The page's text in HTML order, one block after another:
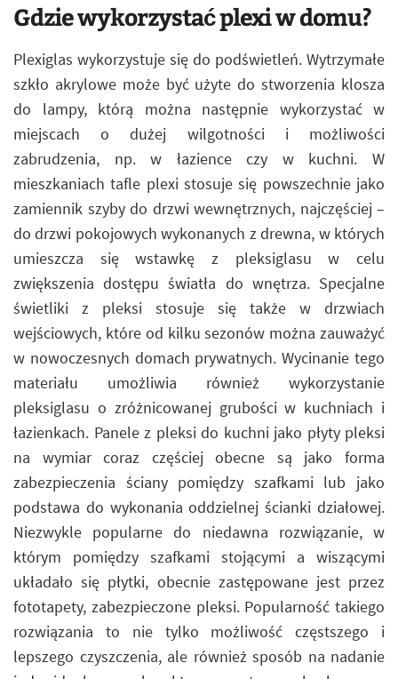
Gdzie wykorzystać plexi w domu?
Plexiglas wykorzystuje się do podświetleń. Wytrzymałe
szkło akrylowe może być użyte do stworzenia klosza
do lampy, którą można następnie wykorzystać w
miejscach o dużej wilgotności i możliwości
zabrudzenia, np. w łazience czy w kuchni. W
mieszkaniach tafle plexi stosuje się powszechnie jako
zamiennik szyby do drzwi wewnętrznych, najczęściej –
do drzwi pokojowych wykonanych z drewna, w których
umieszcza się wstawkę z pleksiglasu w celu
zwiększenia dostępu światła do wnętrza. Specjalne
świetliki z pleksi stosuje się także w drzwiach
wejściowych, które od kilku sezonów można zauważyć
w nowoczesnych domach prywatnych. Wycinanie tego
materiału umożliwia również wykorzystanie
pleksiglasu o zróżnicowanej grubości w kuchniach i
łazienkach. Panele z pleksi do kuchni jako płyty pleksi
na wymiar coraz częściej obecne są jako forma
zabezpieczenia ściany pomiędzy szafkami lub jako
podstawa do wykonania oddzielnej ścianki działowej.
Niezwykle popularne do niedawna rozwiązanie, w
którym pomiędzy szafkami stojącymi a wiszącymi
układało się płytki, obecnie zastępowane jest przez
fototapety, zabezpieczone pleksi. Popularność takiego
rozwiązania to nie tylko możliwość częstszego i
lepszego czyszczenia, ale również sposób na nadanie